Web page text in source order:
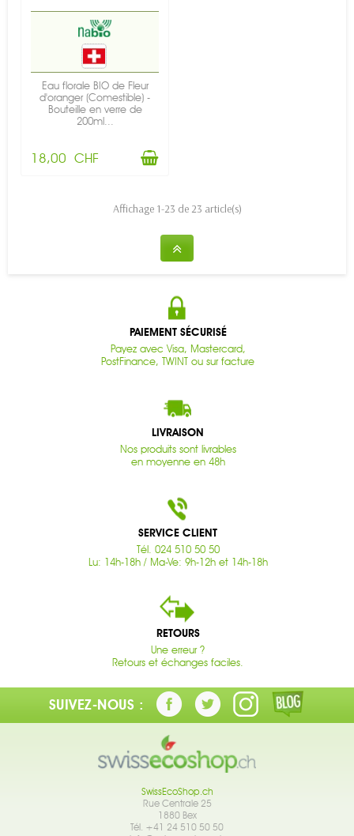
Eau florale BIO de Fleur
d'oranger (Comestible) -
Bouteille en verre de
200ml...
18,00 CHF
Affichage 1-23 de 23 article(s)
PAIEMENT SÉCURISÉ
Payez avec Visa, Mastercard,
PostFinance, TWINT ou sur facture
LIVRAISON
Nos produits sont livrables
en moyenne en 48h
SERVICE CLIENT
Tél. 024 510 50 50
Lu: 14h-18h / Ma-Ve: 9h-12h et 14h-18h
RETOURS
Une erreur ?
Retours et échanges faciles.
SUIVEZ-NOUS :
SwissEcoShop.ch
Rue Centrale 25
1880 Bex
Tél. +41 24 510 50 50